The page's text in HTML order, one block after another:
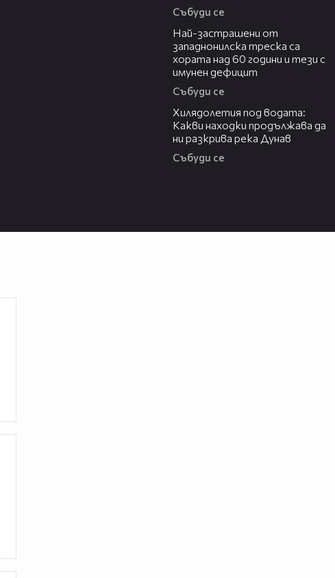
Събуди се
Най-застрашени от
западнонилска треска са
хората над 60 години и тези с
имунен дефицит
Събуди се
Хилядолетия под водата:
Какви находки продължава да
ни разкрива река Дунав
Събуди се